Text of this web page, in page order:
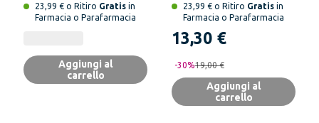
23,99 € o Ritiro Gratis in
Farmacia o Parafarmacia
Aggiungi al
carrello
23,99 € o Ritiro Gratis in
Farmacia o Parafarmacia
13,30 €
-30%19,00 €
Aggiungi al
carrello